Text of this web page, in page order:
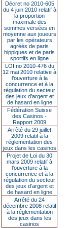
Décret no 2010-605
du 4 juin 2010 relatif à
la proportion
maximale des
sommes versées en
moyenne aux joueurs
par les opérateurs
agréés de paris
hippiques et de paris
sportifs en ligne
LOI no 2010-476 du
12 mai 2010 relative à
l’ouverture à la
concurrence et à la
régulation du secteur
des jeux d’argent et
de hasard en ligne
Fédération Suisse
des Casinos -
Rapport 2009
Arrêté du 29 juillet
2009 relatif à la
réglementation des
jeux dans les casinos
Projet de Loi du 30
mars 2009 relatif à
l’ouverture à la
concurrence et à la
régulation du secteur
des jeux d’argent et
de hasard en ligne
Arrêté du 24
décembre 2008 relatif
à la réglementation
des jeux dans les
casinos